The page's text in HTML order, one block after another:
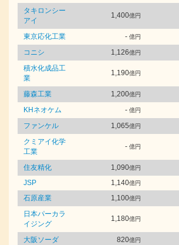
タキロンシー
アイ
1,400億円
東京応化工業 - 億円
コニシ
1,126億円
積水化成品工
業
1,190億円
藤森工業 1,200億円
KHネオケム
- 億円
ファンケル
1,065億円
クミアイ化学
工業
- 億円
住友精化 1,090億円
JSP
1,140億円
石原産業
1,100億円
日本パーカラ
イジング
1,180億円
大阪ソーダ 820億円